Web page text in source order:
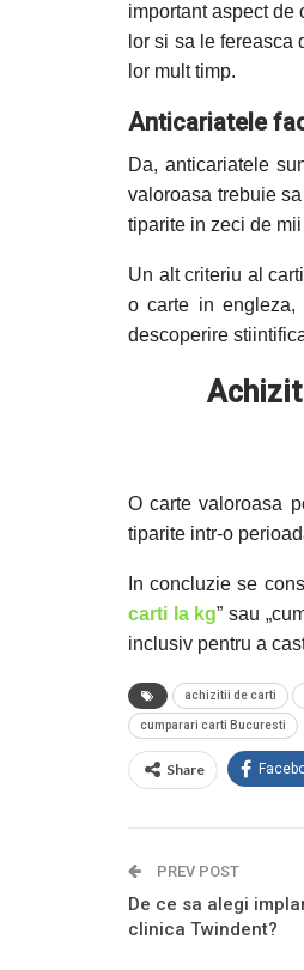
important aspect de
lor si sa le fereasca
lor mult timp.
Anticariatele
Da, anticariatele
valoroasa trebuie
tiparite in zeci de
Un alt criteriu al
o carte in
descoperire
O carte valoroasa
tiparite intr-o
In concluzie se
carti la kg” sau
inclusiv pentru a
achizitii de carti
cumparari carti Bucuresti
Share
PREV POST
De ce sa alegi
clinica Twindent?